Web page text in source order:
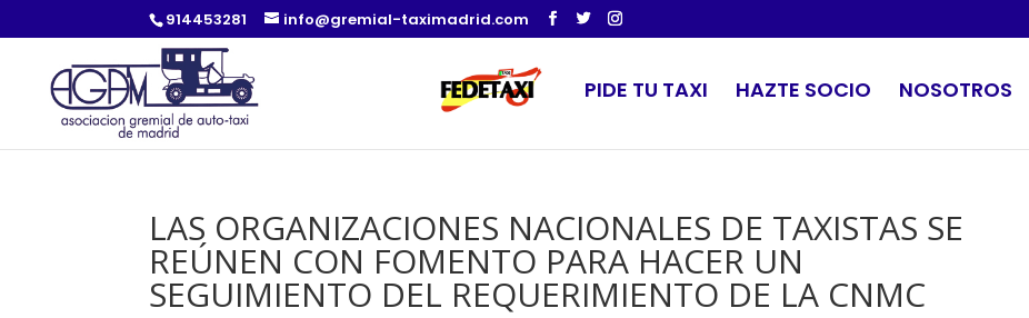
914453281 info@gremial-taximadrid.com
PIDE TU TAXI HAZTE SOCIO NOSOTROS
LAS ORGANIZACIONES NACIONALES DE TAXISTAS SE
REÚNEN CON FOMENTO PARA HACER UN
SEGUIMIENTO DEL REQUERIMIENTO DE LA CNMC